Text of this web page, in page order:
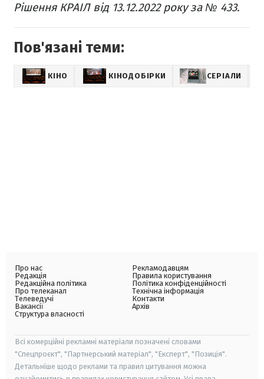
Рішення КРАІЛ від 13.12.2022 року за № 433.
Пов'язані теми:
КІНО КІНОДОБІРКИ СЕРІАЛИ
Про нас
Редакція
Редакційна політика
Про телеканал
Телеведучі
Вакансії
Структура власності
Рекламодавцям
Правила користування
Політика конфіденційності
Технічна інформація
Контакти
Архів
Всі комерційні рекламні матеріали позначені словами
"Спецпроєкт", "Партнерський матеріал", "Експерт", "Позиція".
Детальніше щодо реклами та правил цитування можна